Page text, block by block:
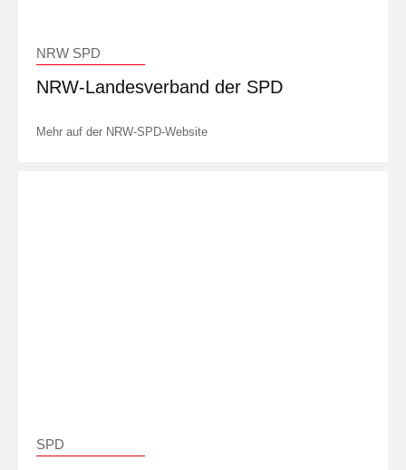
NRW SPD
NRW-Landesverband der SPD
Mehr auf der NRW-SPD-Website
SPD